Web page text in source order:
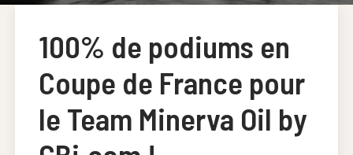
100% de podiums en
Coupe de France pour
le Team Minerva Oil by